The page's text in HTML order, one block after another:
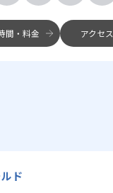
間・料金 アクセス
ド